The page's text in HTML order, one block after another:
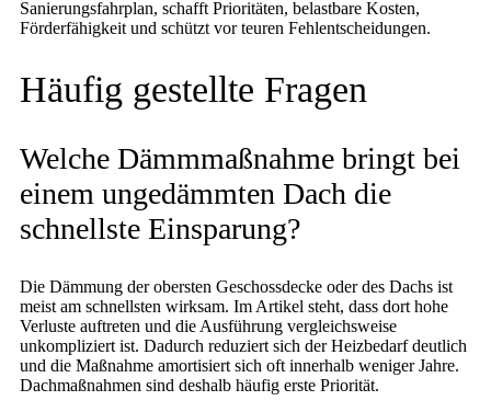
Sanierungsfahrplan, schafft Prioritäten, belastbare Kosten,
Förderfähigkeit und schützt vor teuren Fehlentscheidungen.
Häufig gestellte Fragen
Welche Dämmmaßnahme bringt bei
einem ungedämmten Dach die
schnellste Einsparung?
Die Dämmung der obersten Geschossdecke oder des Dachs ist
meist am schnellsten wirksam. Im Artikel steht, dass dort hohe
Verluste auftreten und die Ausführung vergleichsweise
unkompliziert ist. Dadurch reduziert sich der Heizbedarf deutlich
und die Maßnahme amortisiert sich oft innerhalb weniger Jahre.
Dachmaßnahmen sind deshalb häufig erste Priorität.